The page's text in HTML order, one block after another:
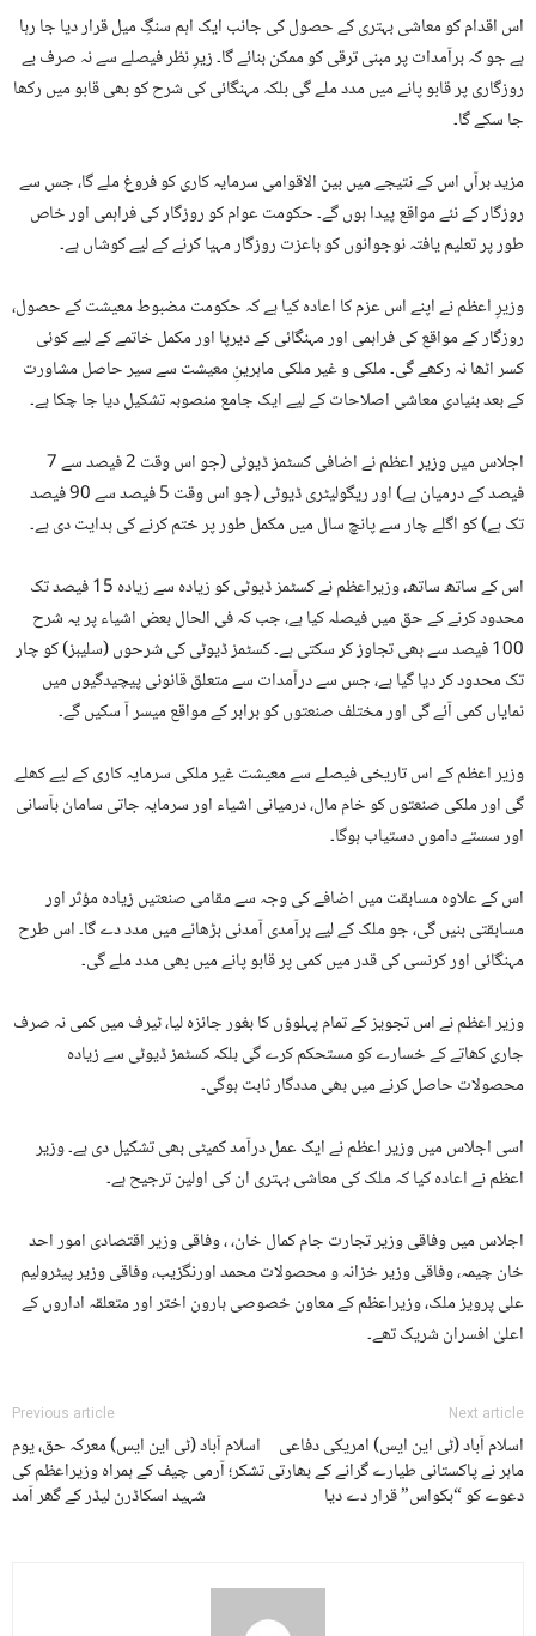
اس اقدام کو معاشی بہتری کے حصول کی جانب ایک اہم سنگِ میل قرار دیا جا رہا
ہے جو کہ برآمدات پر مبنی ترقی کو ممکن بنائے گا۔ زیرِ نظر فیصلے سے نہ صرف بے
روزگاری پر قابو پانے میں مدد ملے گی بلکہ مہنگائی کی شرح کو بھی قابو میں رکھا
جا سکے گا۔
مزید برآں اس کے نتیجے میں بین الاقوامی سرمایہ کاری کو فروغ ملے گا، جس سے
روزگار کے نئے مواقع پیدا ہوں گے۔ حکومت عوام کو روزگار کی فراہمی اور خاص
طور پر تعلیم یافتہ نوجوانوں کو باعزت روزگار مہیا کرنے کے لیے کوشاں ہے۔
وزیرِ اعظم نے اپنے اس عزم کا اعادہ کیا ہے کہ حکومت مضبوط معیشت کے حصول،
روزگار کے مواقع کی فراہمی اور مہنگائی کے دیرپا اور مکمل خاتمے کے لیے کوئی
کسر اٹھا نہ رکھے گی۔ ملکی و غیر ملکی ماہرینِ معیشت سے سیر حاصل مشاورت
کے بعد بنیادی معاشی اصلاحات کے لیے ایک جامع منصوبہ تشکیل دیا جا چکا ہے۔
اجلاس میں وزیر اعظم نے اضافی کسٹمز ڈیوٹی (جو اس وقت 2 فیصد سے 7
فیصد کے درمیان ہے) اور ریگولیٹری ڈیوٹی (جو اس وقت 5 فیصد سے 90 فیصد
تک ہے) کو اگلے چار سے پانچ سال میں مکمل طور پر ختم کرنے کی ہدایت دی ہے۔
اس کے ساتھ ساتھ، وزیراعظم نے کسٹمز ڈیوٹی کو زیادہ سے زیادہ 15 فیصد تک
محدود کرنے کے حق میں فیصلہ کیا ہے، جب کہ فی الحال بعض اشیاء پر یہ شرح
100 فیصد سے بھی تجاوز کر سکتی ہے۔ کسٹمز ڈیوٹی کی شرحوں (سلیبز) کو چار
تک محدود کر دیا گیا ہے، جس سے درآمدات سے متعلق قانونی پیچیدگیوں میں
نمایاں کمی آئے گی اور مختلف صنعتوں کو برابر کے مواقع میسر آ سکیں گے۔
وزیر اعظم کے اس تاریخی فیصلے سے معیشت غیر ملکی سرمایہ کاری کے لیے کھلے
گی اور ملکی صنعتوں کو خام مال، درمیانی اشیاء اور سرمایہ جاتی سامان بآسانی
اور سستے داموں دستیاب ہوگا۔
اس کے علاوہ مسابقت میں اضافے کی وجہ سے مقامی صنعتیں زیادہ مؤثر اور
مسابقتی بنیں گی، جو ملک کے لیے برآمدی آمدنی بڑھانے میں مدد دے گا۔ اس طرح
مہنگائی اور کرنسی کی قدر میں کمی پر قابو پانے میں بھی مدد ملے گی۔
وزیر اعظم نے اس تجویز کے تمام پہلوؤں کا بغور جائزہ لیا، ٹیرف میں کمی نہ صرف
جاری کھاتے کے خسارے کو مستحکم کرے گی بلکہ کسٹمز ڈیوٹی سے زیادہ
محصولات حاصل کرنے میں بھی مددگار ثابت ہوگی۔
اسی اجلاس میں وزیر اعظم نے ایک عمل درآمد کمیٹی بھی تشکیل دی ہے۔ وزیر
اعظم نے اعادہ کیا کہ ملک کی معاشی بہتری ان کی اولین ترجیح ہے۔
اجلاس میں وفاقی وزیر تجارت جام کمال خان، ، وفاقی وزیر اقتصادی امور احد
خان چیمہ، وفاقی وزیر خزانہ و محصولات محمد اورنگزیب، وفاقی وزیر پیٹرولیم
علی پرویز ملک، وزیراعظم کے معاون خصوصی ہارون اختر اور متعلقہ اداروں کے
اعلیٰ افسران شریک تھے۔
Previous article
اسلام آباد (ٹی این ایس) معرکہ حق، یوم
تشکر؛ آرمی چیف کے ہمراہ وزیراعظم کی
شہید اسکاڈرن لیڈر کے گھر آمد
Next article
اسلام آباد (ٹی این ایس) امریکی دفاعی
ماہر نے پاکستانی طیارے گرانے کے بھارتی
دعوے کو “بکواس” قرار دے دیا